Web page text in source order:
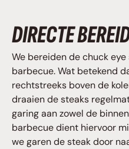
DIRECTE
We bereiden de chuck
barbecue. Wat betekend
rechtstreeks boven de
draaien de steaks
garing aan zowel de
barbecue dient hiervoor
we garen de steak door